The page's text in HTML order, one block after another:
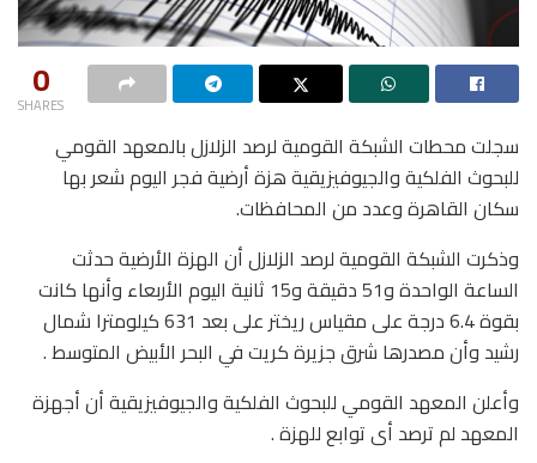
0
SHARES
سجلت محطات الشبكة القومية لرصد الزلازل بالمعهد القومي
للبحوث الفلكية والجيوفيزيقية هزة أرضية فجر اليوم شعر بها
سكان القاهرة وعدد من المحافظات.
وذكرت الشبكة القومية لرصد الزلازل أن الهزة الأرضية حدثت
الساعة الواحدة و51 دقيقة و15 ثانية اليوم الأربعاء وأنها كانت
بقوة 6.4 درجة على مقياس ريختر على بعد 631 كيلومترا شمال
رشيد وأن مصدرها شرق جزيرة كريت في البحر الأبيض المتوسط .
وأعلن المعهد القومي للبحوث الفلكية والجيوفيزيقية أن أجهزة
المعهد لم ترصد أى توابع للهزة .